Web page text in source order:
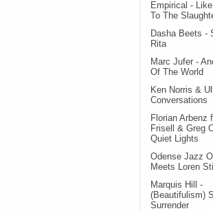
Empirical -
To The
Dasha Beets -
Rita
Marc Jufer -
Of The World
Ken Norris &
Conversations
Florian Arbenz
Frisell & Greg
Quiet Lights
Odense Jazz
Meets Loren
Marquis Hill -
(Beautifulism)
Surrender